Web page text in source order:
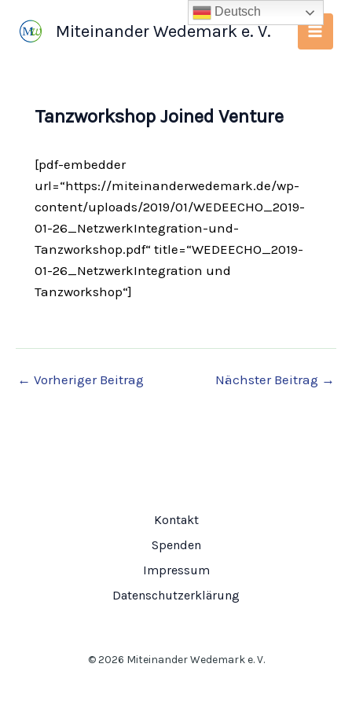
Inhalt
Miteinander Wedemark e. V.
Tanzworkshop Joined Venture
[pdf-embedder
url=“https://miteinanderwedemark.de/wp-
content/uploads/2019/01/WEDEECHO_2019-
01-26_NetzwerkIntegration-und-
Tanzworkshop.pdf“ title=“WEDEECHO_2019-
01-26_NetzwerkIntegration und
Tanzworkshop“]
← Vorheriger Beitrag Nächster Beitrag →
Kontakt
Spenden
Impressum
Datenschutzerklärung
© 2026 Miteinander Wedemark e. V.
Deutsch